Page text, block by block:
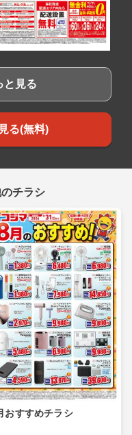
と見る
る(無料)
チラシ
おすすめチラシ